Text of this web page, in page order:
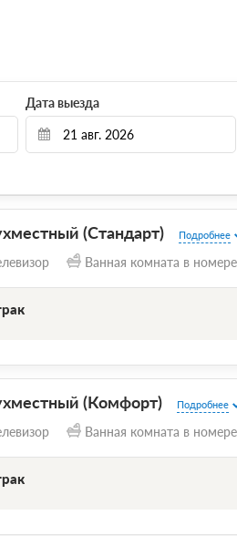
Дата выезда
(Стандарт) Подробнее
Ванная комната в номере
(Комфорт) Подробнее
Ванная комната в номере